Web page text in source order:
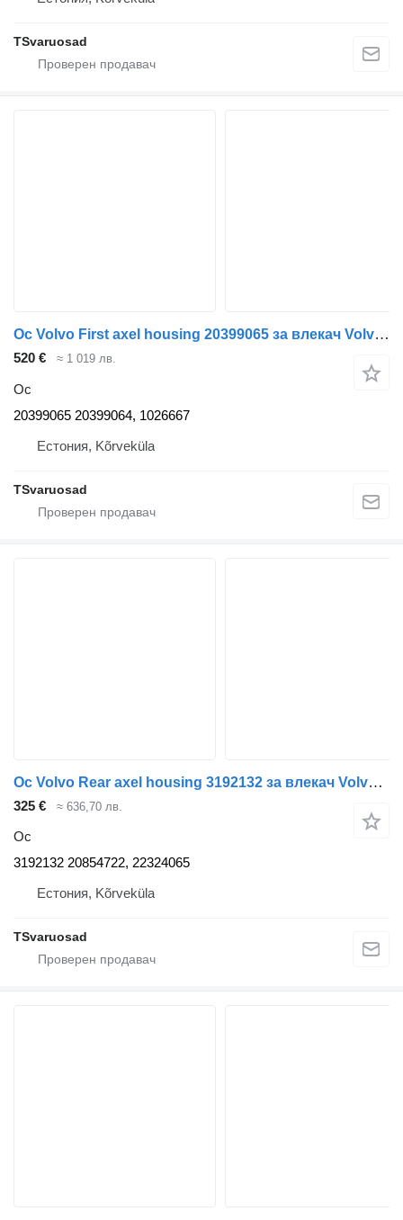
TSvaruosad
Ос Volvo First axel housing 20399065 за влекач Volvo FH12
520 € ≈ 1 019 лв.
Ос
20399065 20399064, 1026667
Естония, Kõrveküla
TSvaruosad
Ос Volvo Rear axel housing 3192132 за влекач Volvo FH12
325 € ≈ 636,70 лв.
Ос
3192132 20854722, 22324065
Естония, Kõrveküla
TSvaruosad